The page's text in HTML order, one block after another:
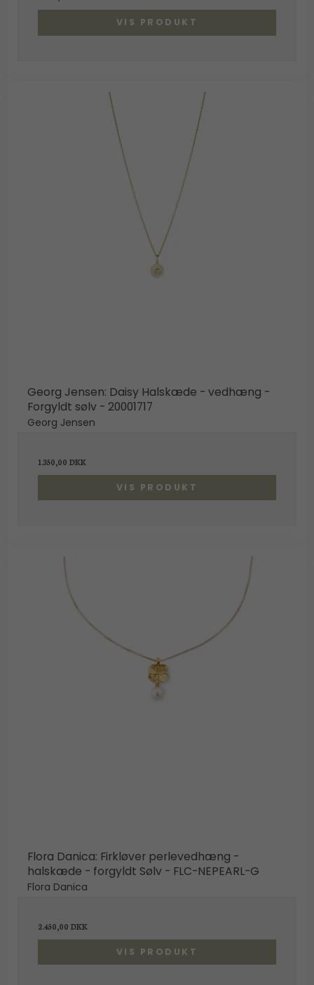
VIS PRODUKT
Georg Jensen: Daisy Halskæde - vedhæng -
Forgyldt sølv - 20001717
Georg Jensen
1.350,00 DKK
VIS PRODUKT
Flora Danica: Firkløver perlevedhæng -
halskæde - forgyldt Sølv - FLC-NEPEARL-G
Flora Danica
2.450,00 DKK
VIS PRODUKT